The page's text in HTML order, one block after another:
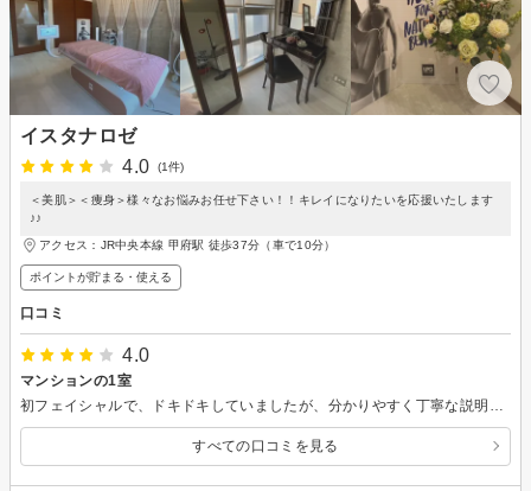
イスタナロゼ
4.0
(1件)
＜美肌＞＜痩身＞様々なお悩みお任せ下さい！！キレイになりたいを応援いたします
♪♪
アクセス：JR中央本線 甲府駅 徒歩37分（車で10分）
ポイントが貯まる・使える
口コミ
4.0
マンションの1室
すべての口コミを見る